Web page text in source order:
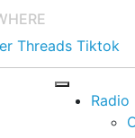
Threads Tiktok
Radio